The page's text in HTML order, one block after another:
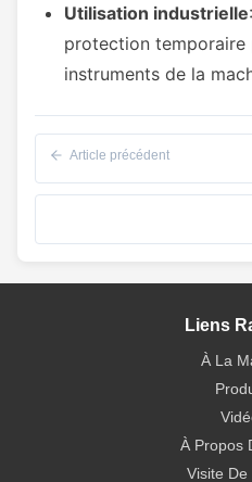
Utilisation industrielle
protection temporaire
instruments de la
Article précédent
Liens
À La
À Propos
Visite De